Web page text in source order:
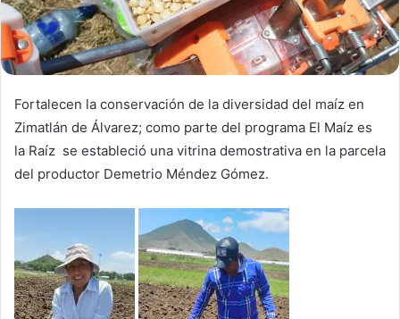
Fortalecen la conservación de la diversidad del maíz en
Zimatlán de Álvarez; como parte del programa El Maíz es
la Raíz se estableció una vitrina demostrativa en la parcela
del productor Demetrio Méndez Gómez.